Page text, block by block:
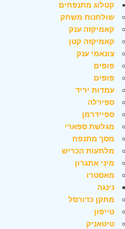
קטלוג מתנפחים
שולחנות משחק
קאמיקזה ענק
קאמיקזה קטן
צונאמי ענק
פופים
פופים
עמדות יריד
ספירלה
ספיידרמן
מגלשת ספארי
מסך מתנפח
מלתעות הכריש
מיני אתגרון
מאסטרו
נינגה
מתקן כדורסל
טייפון
טיטאניק